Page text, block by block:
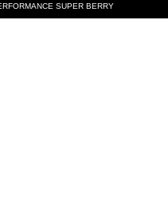
SUPER BERRY